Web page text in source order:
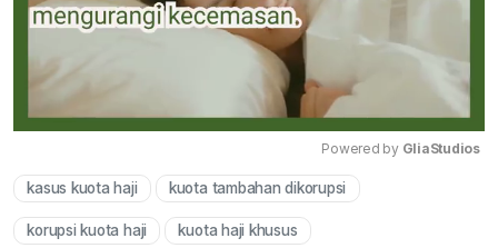
Powered by GliaStudios
kasus kuota haji kuota tambahan dikorupsi
korupsi kuota haji kuota haji khusus